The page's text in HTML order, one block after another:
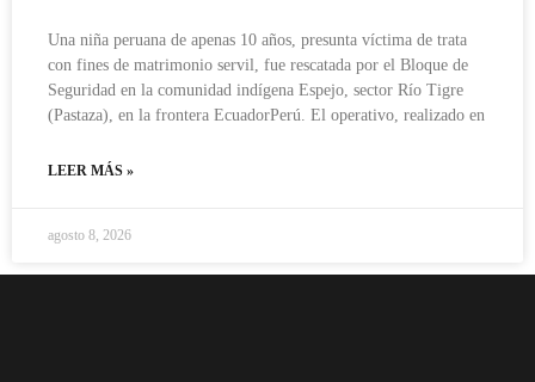
Una niña peruana de apenas 10 años, presunta víctima de trata
con fines de matrimonio servil, fue rescatada por el Bloque de
Seguridad en la comunidad indígena Espejo, sector Río Tigre
(Pastaza), en la frontera EcuadorPerú. El operativo, realizado en
LEER MÁS »
agosto 8, 2026